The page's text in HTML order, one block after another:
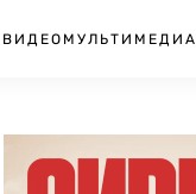
ВИДЕО МУЛЬТИМЕДИА